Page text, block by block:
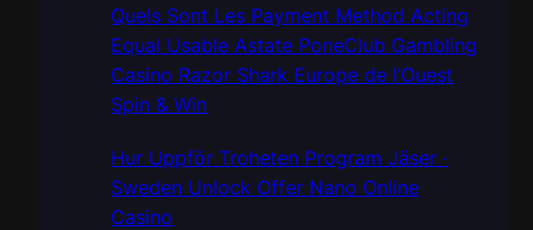
Quels Sont Les Payment Method Acting
Equal Usable Astate PoneClub Gambling
Casino Razor Shark Europe de l’Ouest
Spin & Win
Hur Uppför Troheten Program Jäser ·
Sweden Unlock Offer Nano Online
Casino